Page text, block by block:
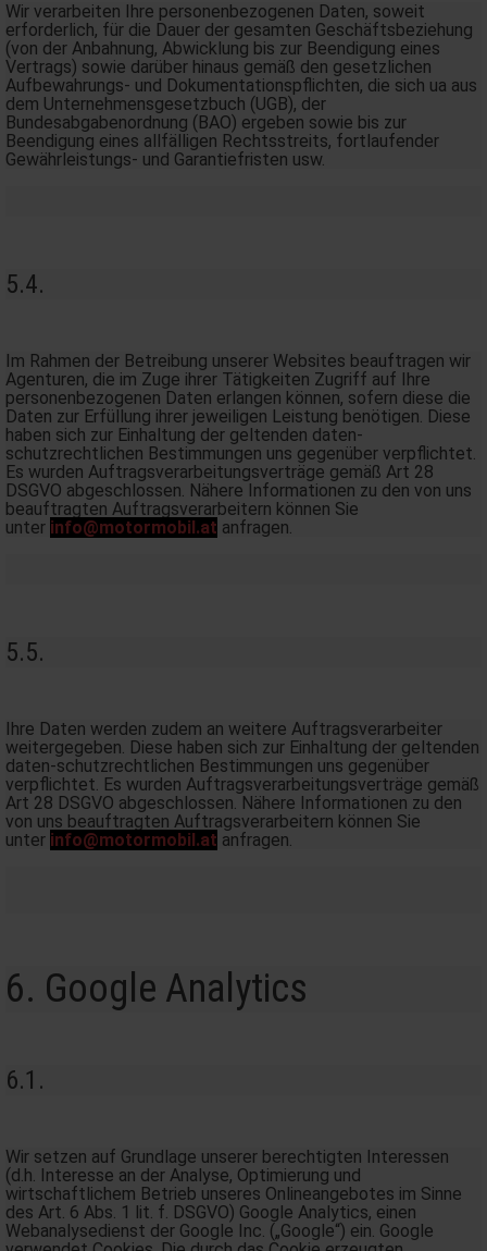
Wir verarbeiten Ihre personenbezogenen Daten, soweit
erforderlich, für die Dauer der gesamten Geschäftsbeziehung
(von der Anbahnung, Abwicklung bis zur Beendigung eines
Vertrags) sowie darüber hinaus gemäß den gesetzlichen
Aufbewahrungs- und Dokumentationspflichten, die sich ua aus
dem Unternehmensgesetzbuch (UGB), der
Bundesabgabenordnung (BAO) ergeben sowie bis zur
Beendigung eines allfälligen Rechtsstreits, fortlaufender
Gewährleistungs- und Garantiefristen usw.
5.4.
Im Rahmen der Betreibung unserer Websites beauftragen wir
Agenturen, die im Zuge ihrer Tätigkeiten Zugriff auf Ihre
personenbezogenen Daten erlangen können, sofern diese die
Daten zur Erfüllung ihrer jeweiligen Leistung benötigen. Diese
haben sich zur Einhaltung der geltenden daten-
schutzrechtlichen Bestimmungen uns gegenüber verpflichtet.
Es wurden Auftragsverarbeitungsverträge gemäß Art 28
DSGVO abgeschlossen. Nähere Informationen zu den von uns
beauftragten Auftragsverarbeitern können Sie
unter info@motormobil.at anfragen.
5.5.
Ihre Daten werden zudem an weitere Auftragsverarbeiter
weitergegeben. Diese haben sich zur Einhaltung der geltenden
daten-schutzrechtlichen Bestimmungen uns gegenüber
verpflichtet. Es wurden Auftragsverarbeitungsverträge gemäß
Art 28 DSGVO abgeschlossen. Nähere Informationen zu den
von uns beauftragten Auftragsverarbeitern können Sie
unter info@motormobil.at anfragen.
6. Google Analytics
6.1.
Wir setzen auf Grundlage unserer berechtigten Interessen
(d.h. Interesse an der Analyse, Optimierung und
wirtschaftlichem Betrieb unseres Onlineangebotes im Sinne
des Art. 6 Abs. 1 lit. f. DSGVO) Google Analytics, einen
Webanalysedienst der Google Inc. („Google“) ein. Google